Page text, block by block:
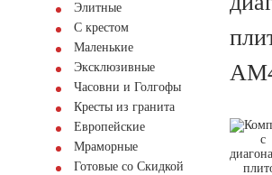
Элитные
С крестом
Маленькие
Эксклюзивные
Часовни и Голгофы
Кресты из гранита
Европейские
Мраморные
Готовые со Скидкой